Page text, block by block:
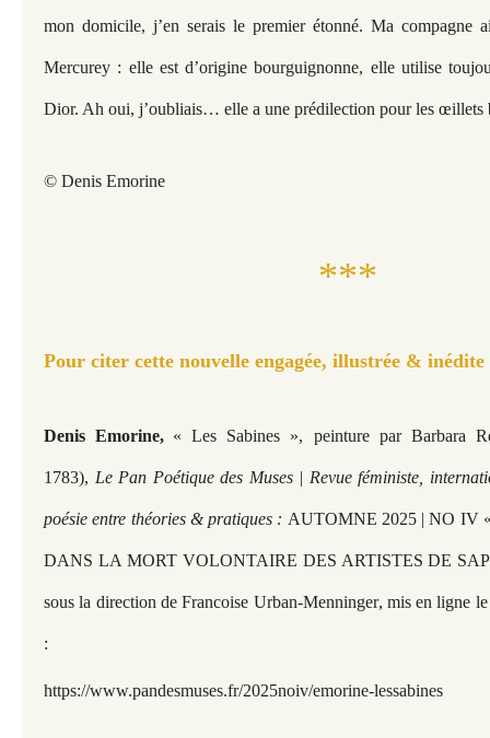
mon domicile, j’en serais le premier étonné. Ma compagne
Mercurey : elle est d’origine bourguignonne, elle utilise
Dior. Ah oui, j’oubliais… elle a une prédilection pour les œillets
© Denis Emorine
***
Pour citer cette nouvelle engagée, illustrée & inédite
Denis Emorine, « Les Sabines », peinture par Barbara
1783), Le Pan Poétique des Muses | Revue féministe,
poésie entre théories & pratiques : AUTOMNE 2025 | NO IV
DANS LA MORT VOLONTAIRE DES ARTISTES DE
sous la direction de Francoise Urban-Menninger, mis en ligne
:
https://www.pandesmuses.fr/2025noiv/emorine-lessabines